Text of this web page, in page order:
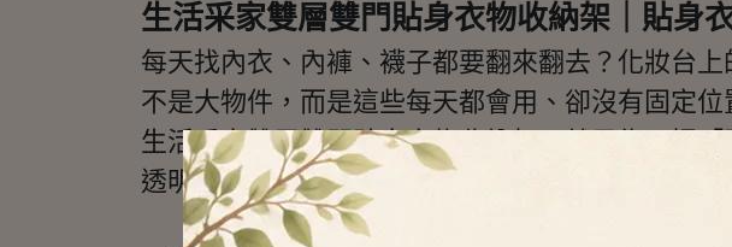
生活采家雙層雙門貼身衣物收納架｜貼身
每天找內衣、內褲、襪子都要翻來翻去？化妝台
不是大物件，而是這些每天都會用、卻沒有固定位
生活采家雙層雙門貼身衣物收納架，就是為了把
透明視覺清爽可愛，雙層空間搭配上掀與前開雙